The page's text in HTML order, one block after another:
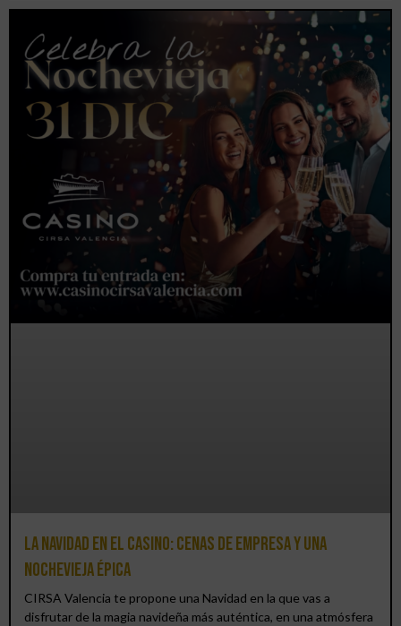
La Navidad en el Casino: cenas de empresa y una
Nochevieja épica
CIRSA Valencia te propone una Navidad en la que vas a
disfrutar de la magia navideña más auténtica, en una atmósfera